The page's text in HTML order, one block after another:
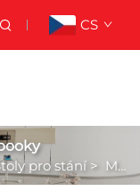
CS
pro stání > Mobilní stoly pro notebooky